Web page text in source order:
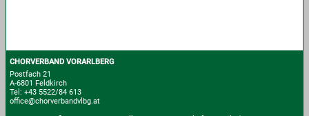
CHORVERBAND VORARLBERG
Postfach 21
A-6801 Feldkirch
Tel: +43 5522/84 613
office@chorverbandvlbg.at